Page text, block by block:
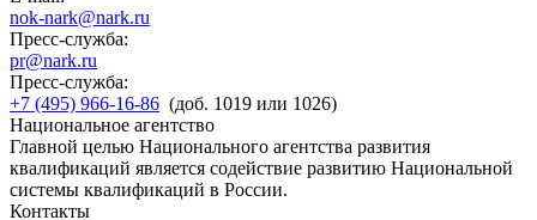
nok-nark@nark.ru
Пресс-служба:
pr@nark.ru
Пресс-служба:
+7 (495) 966-16-86 (доб. 1019 или 1026)
Национальное агентство
Главной целью Национального агентства развития
квалификаций является содействие развитию Национальной
системы квалификаций в России.
Контакты